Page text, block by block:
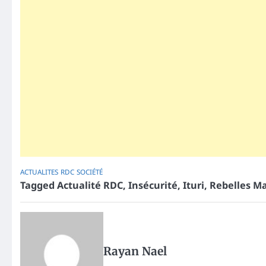
ACTUALITES RDC SOCIÉTÉ
Tagged Actualité RDC, Insécurité, Ituri, Rebelles
Rayan Nael